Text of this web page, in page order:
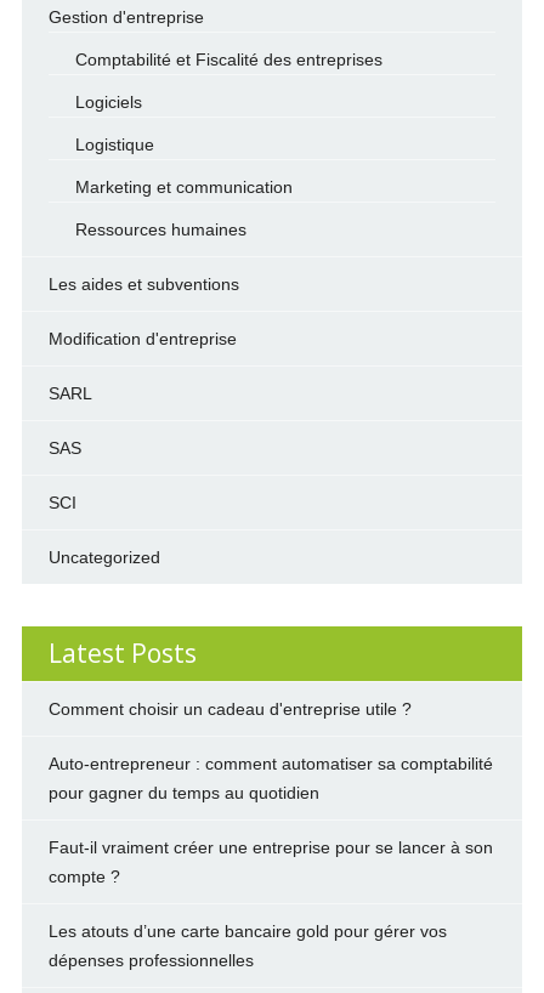
Gestion d'entreprise
Comptabilité et Fiscalité des entreprises
Logiciels
Logistique
Marketing et communication
Ressources humaines
Les aides et subventions
Modification d'entreprise
SARL
SAS
SCI
Uncategorized
Latest Posts
Comment choisir un cadeau d'entreprise utile ?
Auto-entrepreneur : comment automatiser sa comptabilité
pour gagner du temps au quotidien
Faut-il vraiment créer une entreprise pour se lancer à son
compte ?
Les atouts d’une carte bancaire gold pour gérer vos
dépenses professionnelles